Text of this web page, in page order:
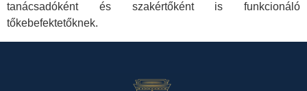
tanácsadóként és szakértőként is funkcionáló
tőkebefektetőknek.